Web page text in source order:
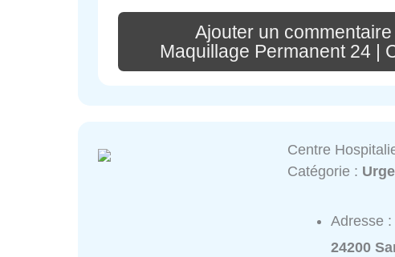
Ajouter un
Maquillage Permanent 24 |
Centre
Catégorie :
Adresse :
24200